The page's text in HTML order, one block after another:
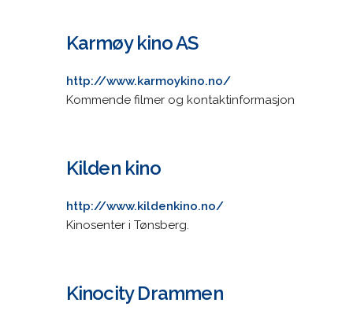
Karmøy kino AS
http://www.karmoykino.no/
Kommende filmer og kontaktinformasjon
Kilden kino
http://www.kildenkino.no/
Kinosenter i Tønsberg.
Kinocity Drammen